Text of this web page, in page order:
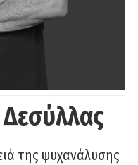
της ψυχανάλυσης